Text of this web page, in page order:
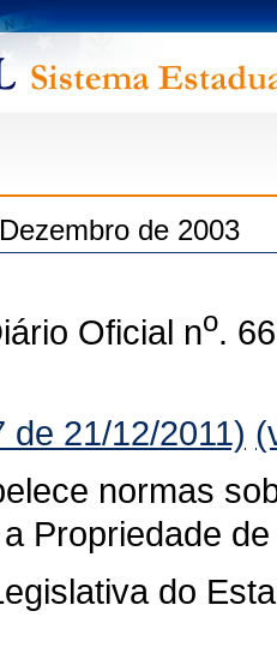
de 2003
Oficial no.
de 21/12/2011)
normas
Propriedade
do